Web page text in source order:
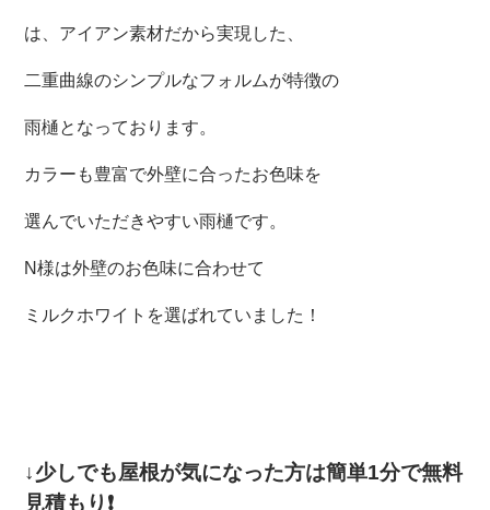
は、アイアン素材だから実現した、
二重曲線のシンプルなフォルムが特徴の
雨樋となっております。
カラーも豊富で外壁に合ったお色味を
選んでいただきやすい雨樋です。
N様は外壁のお色味に合わせて
ミルクホワイトを選ばれていました！
↓少しでも屋根が気になった方は簡単1分で無料
見積もり ❗️